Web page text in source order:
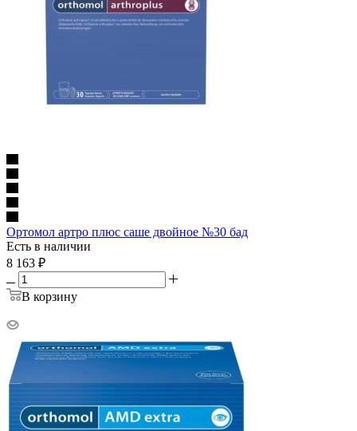
Ортомол артро плюс саше двойное №30 бад
Есть в наличии
8 163 ₽
В корзину